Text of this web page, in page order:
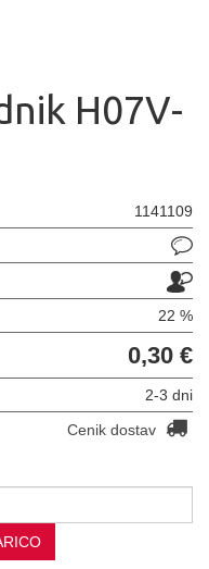
H07V-
1141109
22 %
0,30 €
2-3 dni
Cenik dostav